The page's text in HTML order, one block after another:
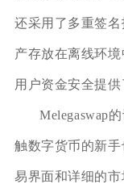
还采用了多重签
产存放在离线环
用户资金安全提供
Melegaswap
触数字货币的新
易界面和详细的